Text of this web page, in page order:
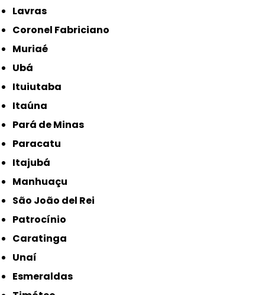
Lavras
Coronel Fabriciano
Muriaé
Ubá
Ituiutaba
Itaúna
Pará de Minas
Paracatu
Itajubá
Manhuaçu
São João del Rei
Patrocínio
Caratinga
Unaí
Esmeraldas